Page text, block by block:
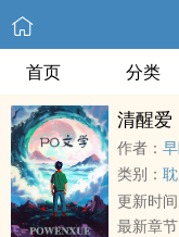
首页 分类
清醒爱
作者：
类别：
更新时间
最新章节